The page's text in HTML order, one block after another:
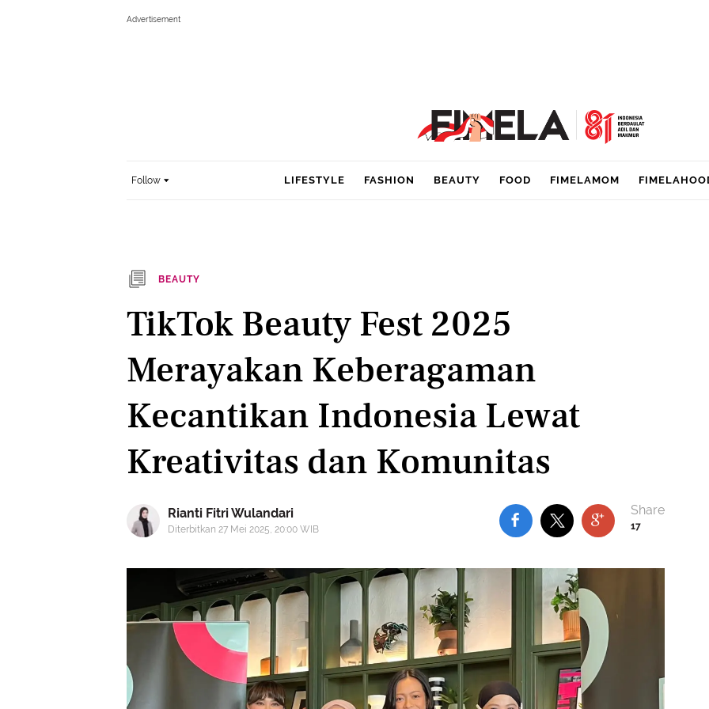
Follow LIFESTYLE FASHION BEAUTY FOOD FIMELAMOM
BEAUTY
TikTok Beauty Fest 2025
Merayakan Keberagaman
Kecantikan Indonesia Lewat
Kreativitas dan Komunitas
Rianti Fitri Wulandari
Diterbitkan 27 Mei 2025, 20:00 WIB 17